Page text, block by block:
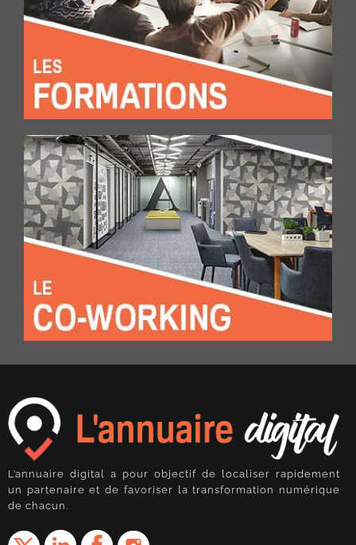
L’annuaire digital a pour objectif de localiser rapidement
un partenaire et de favoriser la transformation numérique
de chacun.